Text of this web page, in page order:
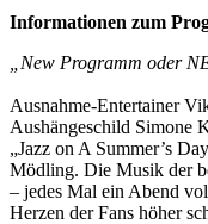
Informationen zum
„New Programm oder
Ausnahme-Entertainer
Aushängeschild Simone
„Jazz on A Summer’s
Mödling. Die Musik der
– jedes Mal ein Abend
Herzen der Fans höher